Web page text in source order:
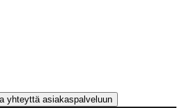
yhteyttä asiakaspalveluun